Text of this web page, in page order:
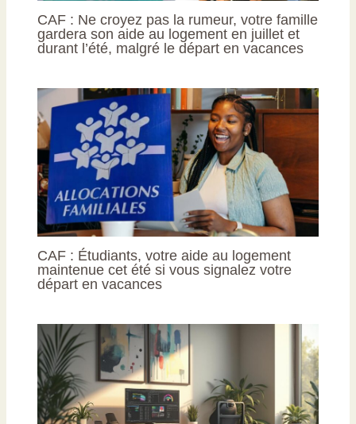
CAF : Ne croyez pas la rumeur, votre famille
gardera son aide au logement en juillet et
durant l’été, malgré le départ en vacances
CAF : Étudiants, votre aide au logement
maintenue cet été si vous signalez votre
départ en vacances